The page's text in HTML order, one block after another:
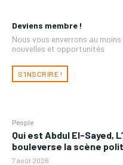
Deviens membre !
Nous vous enverrons au
nouvelles et opportunités
S'INSCRIRE !
People
Qui est Abdul El-Sayed,
bouleverse la scène
7 août 2026